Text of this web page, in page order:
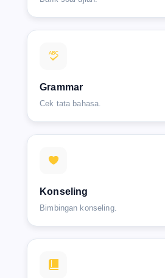
Grammar
Cek tata bahasa.
Konseling
Bimbingan konseling.